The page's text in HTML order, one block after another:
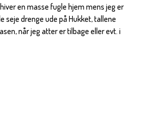
en masse fugle hjem mens jeg er
seje drenge ude på Hukket, tallene
når jeg atter er tilbage eller evt. i